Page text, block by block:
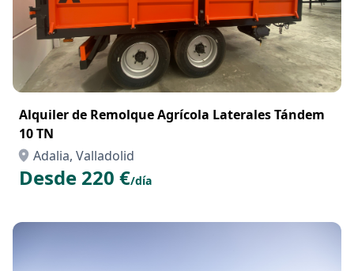
Alquiler de Remolque Agrícola Laterales Tándem
10 TN
Adalia, Valladolid
Desde 220 €/día